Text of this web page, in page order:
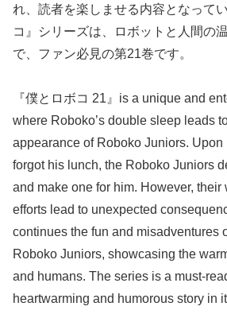
れ、読者を楽しませる内容となって
コ』シリーズは、ロボットと人間の
で、ファン必見の第21巻です。
『僕とロボコ 21』is a unique and
where Roboko’s double sleep leads
appearance of Roboko Juniors. Upon
forgot his lunch, the Roboko Juniors
and make one for him. However, their
efforts lead to unexpected
continues the fun and misadventures
Roboko Juniors, showcasing the
and humans. The series is a must-
heartwarming and humorous story in